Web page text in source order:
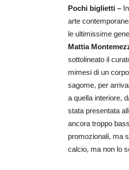
Pochi biglietti –
arte
le ultimissime
Mattia
sottolineato il
mimesi di un
sagome, per
a quella interiore,
stata presentata
ancora troppo
promozionali, ma
calcio, ma non lo